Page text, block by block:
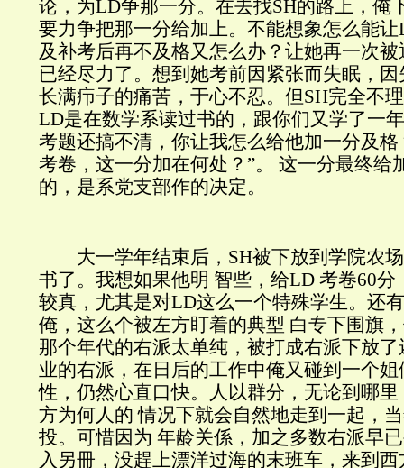
论，为LD争那一分。在去找SH的路上，俺
要力争把那一分给加上。不能想象怎么能
及补考后再不及格又怎么办？让她再一次
已经尽力了。想到她考前因紧张而失眠，
长满疖子的痛苦，于心不忍。但SH完全不
LD是在数学系读过书的，跟你们又学了一
考题还搞不清，你让我怎么给他加一分及
考卷，这一分加在何处？”。 这一分最终给
的，是系党支部作的决定。
大一学年结束后，SH被下放到学院农场
书了。我想如果他明 智些，给LD 考卷60
较真，尤其是对LD这么一个特殊学生。还
俺，这么个被左方盯着的典型 白专下围旗
那个年代的右派太单纯，被打成右派下放
业的右派，在日后的工作中俺又碰到一个
性，仍然心直口快。人以群分，无论到哪
方为何人的 情况下就会自然地走到一起，
投。可惜因为 年龄关係，加之多数右派早
入另冊，没趕上漂洋过海的末班车，来到